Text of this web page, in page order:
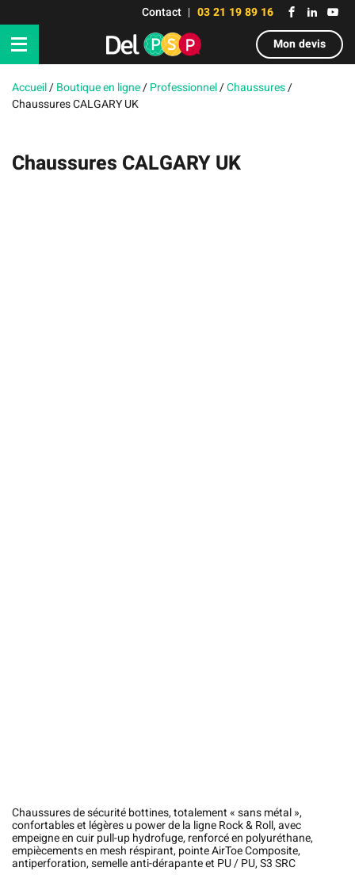
Contact
03 21 19 89 16
Mon devis
Accueil/Boutique en ligne/Professionnel/Chaussures/
Chaussures CALGARY UK
Chaussures CALGARY UK
Chaussures de sécurité bottines, totalement « sans métal »,
confortables et légères u power de la ligne Rock & Roll, avec
empeigne en cuir pull-up hydrofuge, renforcé en polyuréthane,
empiècements en mesh réspirant, pointe AirToe Composite,
antiperforation, semelle anti-dérapante et PU / PU, S3 SRC